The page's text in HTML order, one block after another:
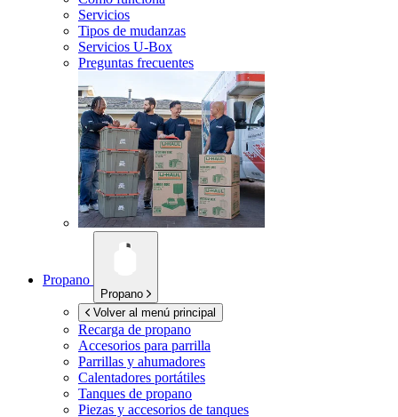
Servicios
Tipos de mudanzas
Servicios U-Box
Preguntas frecuentes
Propano
Propano
Volver al menú principal
Recarga de propano
Accesorios para parrilla
Parrillas y ahumadores
Calentadores portátiles
Tanques de propano
Piezas y accesorios de tanques